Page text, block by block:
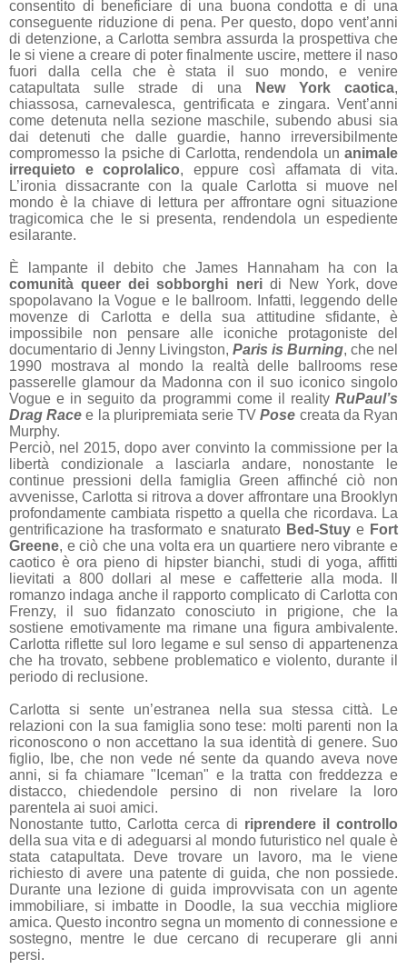
consentito di beneficiare di una buona condotta e di una
conseguente riduzione di pena. Per questo, dopo vent’anni
di detenzione, a Carlotta sembra assurda la prospettiva che
le si viene a creare di poter finalmente uscire, mettere il naso
fuori dalla cella che è stata il suo mondo, e venire
catapultata sulle strade di una
New York caotica,
chiassosa, carnevalesca, gentrificata e zingara. Vent’anni
come detenuta nella sezione maschile, subendo abusi sia
dai detenuti che dalle guardie, hanno irreversibilmente
compromesso la psiche di Carlotta, rendendola un animale
irrequieto e coprolalico, eppure così affamata di vita.
L’ironia dissacrante con la quale Carlotta si muove nel
mondo è la chiave di lettura per affrontare ogni situazione
tragicomica che le si presenta, rendendola un espediente
esilarante.
È lampante il debito che James Hannaham ha con la
comunità queer dei sobborghi neri di New York, dove
spopolavano la Vogue e le ballroom. Infatti, leggendo delle
movenze di Carlotta e della sua attitudine sfidante, è
impossibile non pensare alle iconiche protagoniste del
documentario di Jenny Livingston, Paris is Burning, che nel
1990 mostrava al mondo la realtà delle ballrooms rese
passerelle glamour da Madonna con il suo iconico singolo
Vogue e in seguito da programmi come il reality RuPaul’s
Drag Race e la pluripremiata serie TVPose creata da Ryan
Murphy.
Perciò, nel 2015, dopo aver convinto la commissione per la
libertà condizionale a lasciarla andare, nonostante le
continue pressioni della famiglia Green affinché ciò non
avvenisse, Carlotta si ritrova a dover affrontare una Brooklyn
profondamente cambiata rispetto a quella che ricordava. La
gentrificazione ha trasformato e snaturato Bed-Stuy e Fort
Greene, e ciò che una volta era un quartiere nero vibrante e
caotico è ora pieno di hipster bianchi, studi di yoga, affitti
lievitati a 800 dollari al mese e caffetterie alla moda. Il
romanzo indaga anche il rapporto complicato di Carlotta con
Frenzy, il suo fidanzato conosciuto in prigione, che la
sostiene emotivamente ma rimane una figura ambivalente.
Carlotta riflette sul loro legame e sul senso di appartenenza
che ha trovato, sebbene problematico e violento, durante il
periodo di reclusione.
Carlotta si sente un’estranea nella sua stessa città. Le
relazioni con la sua famiglia sono tese: molti parenti non la
riconoscono o non accettano la sua identità di genere. Suo
figlio, Ibe, che non vede né sente da quando aveva nove
anni, si fa chiamare "Iceman" e la tratta con freddezza e
distacco, chiedendole persino di non rivelare la loro
parentela ai suoi amici.
Nonostante tutto, Carlotta cerca di riprendere il controllo
della sua vita e di adeguarsi al mondo futuristico nel quale è
stata catapultata. Deve trovare un lavoro, ma le viene
richiesto di avere una patente di guida, che non possiede.
Durante una lezione di guida improvvisata con un agente
immobiliare, si imbatte in Doodle, la sua vecchia migliore
amica. Questo incontro segna un momento di connessione e
sostegno, mentre le due cercano di recuperare gli anni
persi.